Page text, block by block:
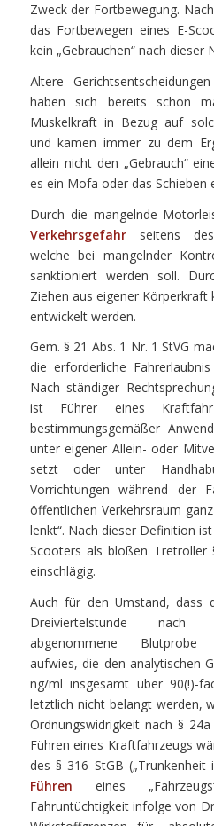
Zweck der Fortbewegung.
das Fortbewegen eines E-
kein „Gebrauchen“ nach dieser
Ältere
haben sich bereits schon
Muskelkraft in Bezug auf
und kamen immer zu dem
allein nicht den „Gebrauch“
es ein Mofa oder das Schieben
Durch die mangelnde
Verkehrsgefahrseitens des
welche bei mangelnder
sanktioniert werden soll.
Ziehen aus eigener
entwickelt werden.
Gem. § 21 Abs. 1 Nr. 1 StVG
die erforderliche
Nach ständiger
ist Führer eines
bestimmungsgemäßer
unter eigener Allein- oder
setzt oder unter
Vorrichtungen während der
öffentlichen Verkehrsraum
lenkt“. Nach dieser Definition
Scooters als bloßen Tretroller
einschlägig.
Auch für den Umstand, dass
Dreiviertelstunde nach
abgenommene Blutprobe
aufwies, die den analytischen
ng/ml insgesamt über 90(!)-
letztlich nicht belangt werden,
Ordnungswidrigkeit nach §
Führen eines Kraftfahrzeugs
des § 316 StGB („Trunkenheit
Führen eines
Fahruntüchtigkeit infolge von